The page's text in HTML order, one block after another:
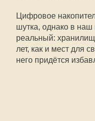
Цифровое
шутка, однако в
реальный:
лет, как и мест для
него придётся